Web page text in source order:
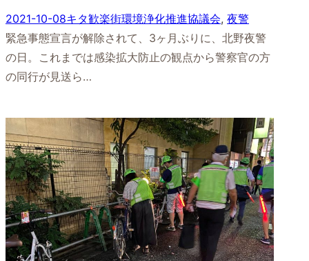
2021-10-08キタ歓楽街環境浄化推進協議会, 夜警
緊急事態宣言が解除されて、3ヶ月ぶりに、北野夜警
の日。これまでは感染拡大防止の観点から警察官の方
の同行が見送ら…